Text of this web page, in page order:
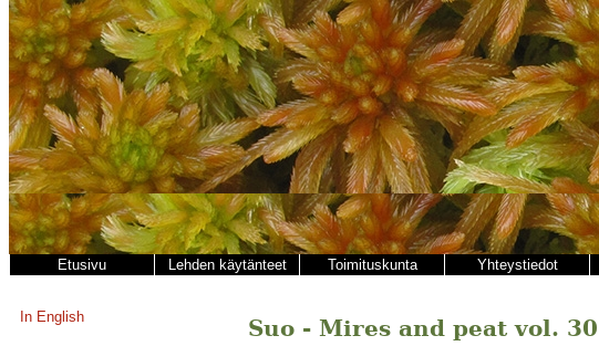
Etusivu Lehden käytänteet Toimituskunta Yhteystiedot
In English Suo - Mires and peat vol.